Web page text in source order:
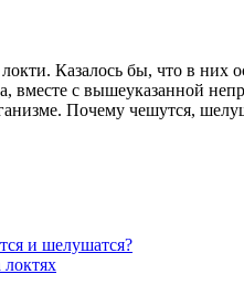
Казалось бы, что в них
вместе с вышеуказанной
Почему чешутся,
и шелушатся?